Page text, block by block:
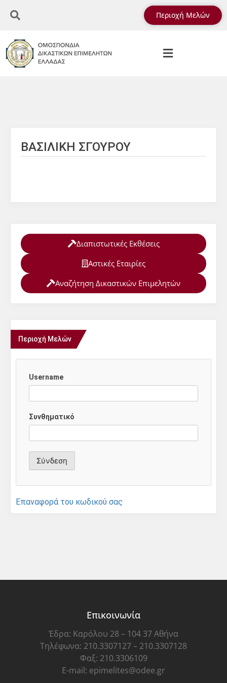
Περιοχή Μελών
ΒΑΣΙΛΙΚΗ ΣΓΟΥΡΟΥ
Διαπιστωτικές Εκθέσεις
Αστικές Εταιρίες
Αναζήτηση Δικαστικών Επιμελητών
Περιοχή Μελών
Username
Συνθηματικό
Επαναφορά του κωδικού σας
Επικοινωνία
Έδρα: Καρόλου 28 – 104 37 Αθήνα
Τηλέφωνα: 210.3307127 – 210.3307128
Φαξ: 210.3306109
E-mail: epimelites@odee.gr